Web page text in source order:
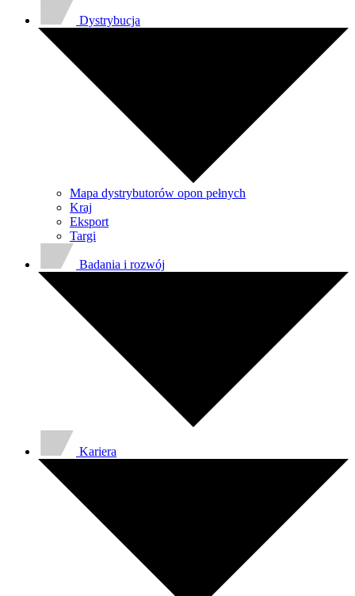
Dystrybucja
Mapa dystrybutorów opon pełnych
Kraj
Eksport
Targi
Badania i rozwój
Kariera